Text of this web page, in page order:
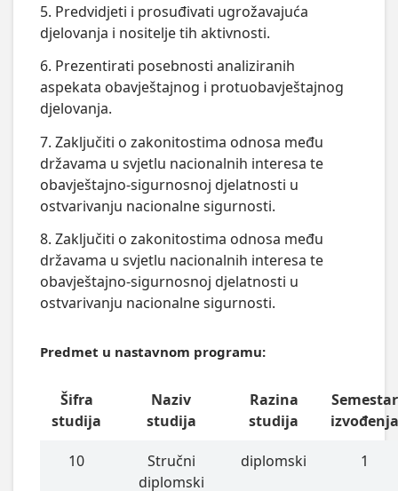
5. Predvidjeti i prosuđivati ugrožavajuća
djelovanja i nositelje tih aktivnosti.
6. Prezentirati posebnosti analiziranih
aspekata obavještajnog i protuobavještajnog
djelovanja.
7. Zaključiti o zakonitostima odnosa među
državama u svjetlu nacionalnih interesa te
obavještajno-sigurnosnoj djelatnosti u
ostvarivanju nacionalne sigurnosti.
8. Zaključiti o zakonitostima odnosa među
državama u svjetlu nacionalnih interesa te
obavještajno-sigurnosnoj djelatnosti u
ostvarivanju nacionalne sigurnosti.
Predmet u nastavnom programu:
Šifra
studija
Naziv
studija
Razina
studija
Semestar
10
Stručni
diplomski
diplomski 1